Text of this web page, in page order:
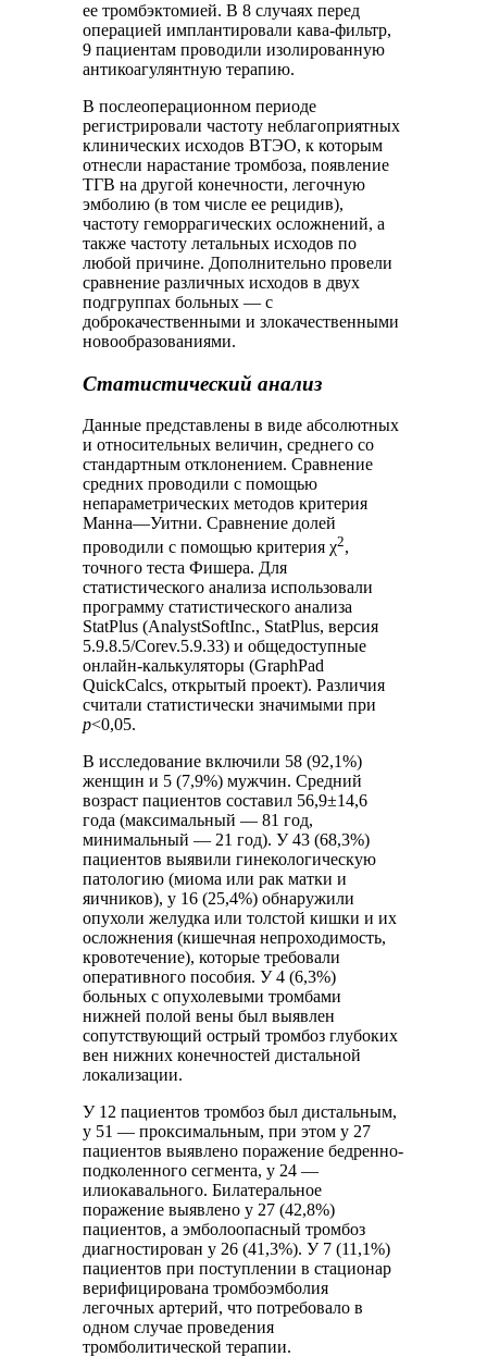
ее тромбэктомией. В 8 случаях перед
операцией имплантировали кава-фильтр,
9 пациентам проводили изолированную
антикоагулянтную терапию.
В послеоперационном периоде
регистрировали частоту неблагоприятных
клинических исходов ВТЭО, к которым
отнесли нарастание тромбоза, появление
ТГВ на другой конечности, легочную
эмболию (в том числе ее рецидив),
частоту геморрагических осложнений, а
также частоту летальных исходов по
любой причине. Дополнительно провели
сравнение различных исходов в двух
подгруппах больных — с
доброкачественными и злокачественными
новообразованиями.
Статистический анализ
Данные представлены в виде абсолютных
и относительных величин, среднего со
стандартным отклонением. Сравнение
средних проводили с помощью
непараметрических методов критерия
Манна—Уитни. Сравнение долей
проводили с помощью критерия χ2,
точного теста Фишера. Для
статистического анализа использовали
программу статистического анализа
StatPlus (AnalystSoftInc., StatPlus, версия
5.9.8.5/Corev.5.9.33) и общедоступные
онлайн-калькуляторы (GraphPad
QuickCalcs, открытый проект). Различия
считали статистически значимыми при
p<0,05.
В исследование включили 58 (92,1%)
женщин и 5 (7,9%) мужчин. Средний
возраст пациентов составил 56,9±14,6
года (максимальный — 81 год,
минимальный — 21 год). У 43 (68,3%)
пациентов выявили гинекологическую
патологию (миома или рак матки и
яичников), у 16 (25,4%) обнаружили
опухоли желудка или толстой кишки и их
осложнения (кишечная непроходимость,
кровотечение), которые требовали
оперативного пособия. У 4 (6,3%)
больных с опухолевыми тромбами
нижней полой вены был выявлен
сопутствующий острый тромбоз глубоких
вен нижних конечностей дистальной
локализации.
У 12 пациентов тромбоз был дистальным,
у 51 — проксимальным, при этом у 27
пациентов выявлено поражение бедренно-
подколенного сегмента, у 24 —
илиокавального. Билатеральное
поражение выявлено у 27 (42,8%)
пациентов, а эмболоопасный тромбоз
диагностирован у 26 (41,3%). У 7 (11,1%)
пациентов при поступлении в стационар
верифицирована тромбоэмболия
легочных артерий, что потребовало в
одном случае проведения
тромболитической терапии.